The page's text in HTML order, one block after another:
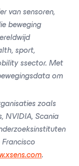
van sensoren,
beweging
sport,
ssector. Met
om
zoals
NVIDIA, Scania
Francisco
.